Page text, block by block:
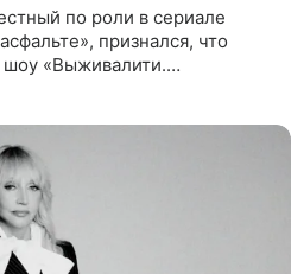
по роли в сериале
признался, что
«Выживалити.